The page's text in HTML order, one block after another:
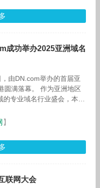
成功举办2025亚洲域名
由DN.com举办的首届亚
。 作为亚洲地区
专业域名行业盛会，本届
】
联网大会